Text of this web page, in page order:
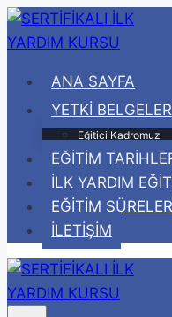
Skip
to
ANA SAYFA
YETKİ
Eğitici Kadromuz
EĞİTİM
İLK YARDIM
EĞİTİM
İLETİŞİM